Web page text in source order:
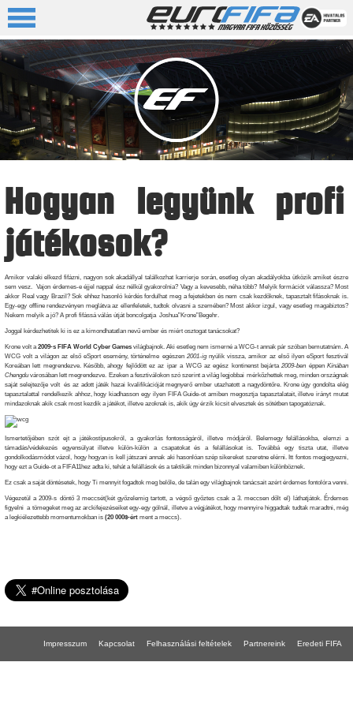
Hogyan legyünk profi
játékosok?
Amikor valaki elkezd fifázni, nagyon sok akadállyal találkozhat karrierje során, esetleg olyan akadályokba ütközik amiket észre
sem vesz. Vajon érdemes-e éjjel nappal ész nélkül gyakorolnia? Vagy a kevesebb, néha több? Melyik formációt válassza? Most
akkor Real vagy Brazil? Sok ehhez hasonló kérdés fordulhat meg a fejetekben és nem csak kezdőknek, tapasztalt fifásoknak is.
Egy-egy offline rendezvényen meglátva az ellenfeletek, tudtok olvasni a szemében? Most akkor izgul, vagy esetleg magabiztos?
Nekem melyik a jó? A profi fifássá válás útját boncolgatja Joshua”Krone”Begehr.
Joggal kérdezhetitek ki is ez a kimondhatatlan nevű ember és miért osztogat tanácsokat?
Krone volt a 2009-s FIFA World Cyber Games világbajnok. Aki esetleg nem ismerné a WCG-t annak pár szóban bemutatnám. A
WCG volt a világon az első eSport esemény, történelme egészen 2001-ignyúlik vissza, amikor az első ilyen eSport fesztivál
Koreában lett megrendezve. Később, ahogy fejlődött ez az ipar a WCG az egész kontinenst bejárta2009-ben éppenKínában
Chengduvárosában lett megrendezve. Ezeken a fesztiválokon szó szerint a világ legjobbai mérkőzhettek meg, minden országnak
saját selejtezője volt és az adott játék hazai kvalifikációját megnyerő ember utazhatott a nagydöntőre. Krone úgy gondolta elég
tapasztalattal rendelkezik ahhoz, hogy kiadhasson egy ilyen FIFA Guide-ot amiben megosztja tapasztalatait, illetve irányt mutat
mindazoknak akik csak most kezdik a játékot, illetve azoknak is, akik úgy érzik kicsit elvesztek és sötétben tapogatóznak.
Ismertetőjében szót ejt a játékostípusokról, a gyakorlás fontosságáról, illetve módjáról. Belemegy felállásokba, elemzi a
támadás/védekezés egyensúlyat illetve külön-külön a csapatokat és a felállásokat is. Továbbá egy tiszta utat, illetve
gondolkodásmódot vázol, hogy hogyan is kell játszani annak aki hasonlóan szép sikereket szeretne elérni. Itt fontos megjegyezni,
hogy ezt a Guide-ot a FIFA11hez adta ki, tehát a felállások és a taktikák minden bizonnyal valamiben különböznek.
Ez csak a saját döntésetek, hogy Ti mennyit fogadtok meg belőle, de talán egy világbajnok tanácsait azért érdemes fontolóra venni.
Végezetül a 2009-s döntő 3 meccsét(két győzelemig tartott, a végső győztes csak a 3. meccsen dőlt el) láthatjátok. Érdemes
figyelni a tömegeket meg az arckifejezéseiket egy-egy gólnál, illetve a végjátékot, hogy mennyire higgadtak tudtak maradtni, még
a legkiélezettebb momentumokban is (20 000$-ért ment a meccs).
Impresszum Kapcsolat Felhasználási feltételek Partnereink Eredeti FIFA